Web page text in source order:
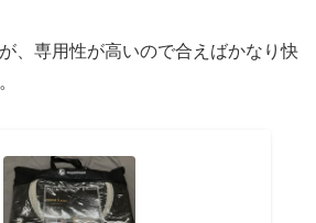
、専用性が高いので合えばかなり快